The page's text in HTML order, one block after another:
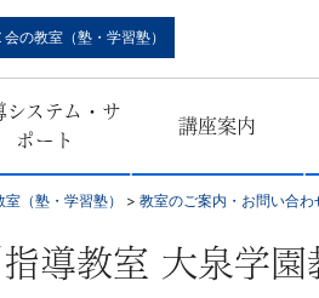
会の教室（塾・学習塾）
システム・サ
ポート
講座案内
室（塾・学習塾） > 教室のご案内・お問い合わ
導教室 大泉学園